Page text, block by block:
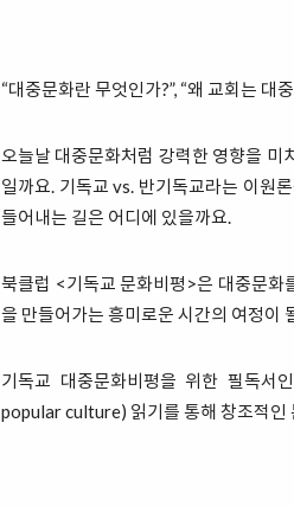
“대중문화란 무엇인가?”, “왜 교회는 대
오늘날 대중문화처럼 강력한 영향을 미
일까요. 기독교 vs. 반기독교라는 이원
들어내는 길은 어디에 있을까요.
북클럽 <기독교 문화비평>은 대중문화
을 만들어가는 흥미로운 시간의 여정이
기독교 대중문화비평을 위한 필독
popular culture) 읽기를 통해 창조적인